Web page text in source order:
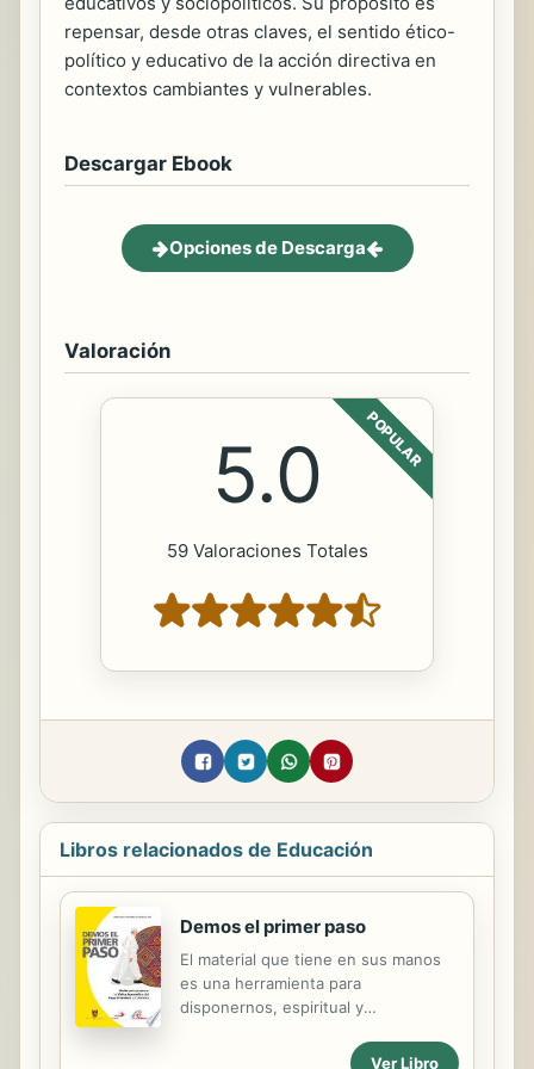
repensar, desde otras claves, el sentido ético-
político y educativo de la acción directiva en
contextos cambiantes y vulnerables.
Descargar Ebook
Opciones de Descarga
Valoración
POPULAR
5.0
59 Valoraciones Totales
Libros relacionados de Educación
Demos el primer paso
El material que tiene en sus manos
es una herramienta para
disponernos, espiritual y
apostólica. Cada uno de los temas y
Ver Libro